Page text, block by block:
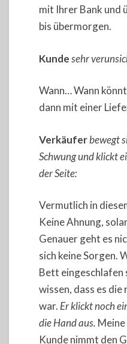
mit Ihrer Bank und
bis übermorgen.
Kundesehr
Wann… Wann
dann mit einer
Verkäuferbewegt
Schwung und klickt
der Seite:
Vermutlich in
Keine Ahnung,
Genauer geht es
sich keine Sorgen.
Bett eingeschlafen
wissen, dass es
war. Er klickt noch
die Hand aus.
Kunde nimmt den